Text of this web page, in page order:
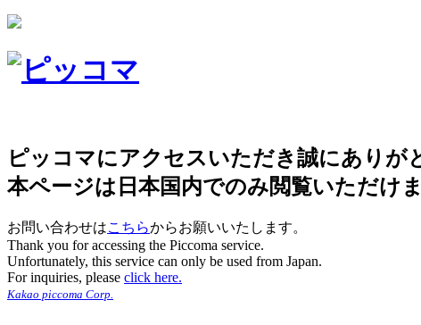
ピッコマにアクセスいただき誠にありが
本ページは日本国内でのみ閲覧いただけま
お問い合わせはこちらからお願いいたします。
Thank you for accessing the Piccoma service.
Unfortunately, this service can only be used from Japan.
For inquiries, please click here.
Kakao piccoma Corp.